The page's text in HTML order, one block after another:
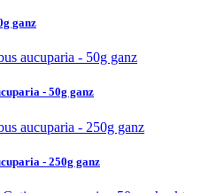
ganz
- 50g ganz
- 250g ganz